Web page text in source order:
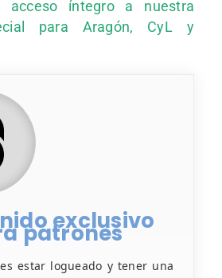
acceso íntegro a nuestra
para Aragón, CyL y
exclusivo
patrones
estar logueado y tener una